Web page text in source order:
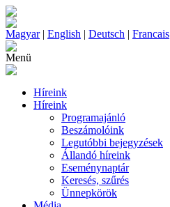
Magyar| English | Deutsch | Francais
Menü
Híreink
Híreink
Programajánló
Beszámolóink
Legutóbbi bejegyzések
Állandó híreink
Eseménynaptár
Keresés, szűrés
Ünnepkörök